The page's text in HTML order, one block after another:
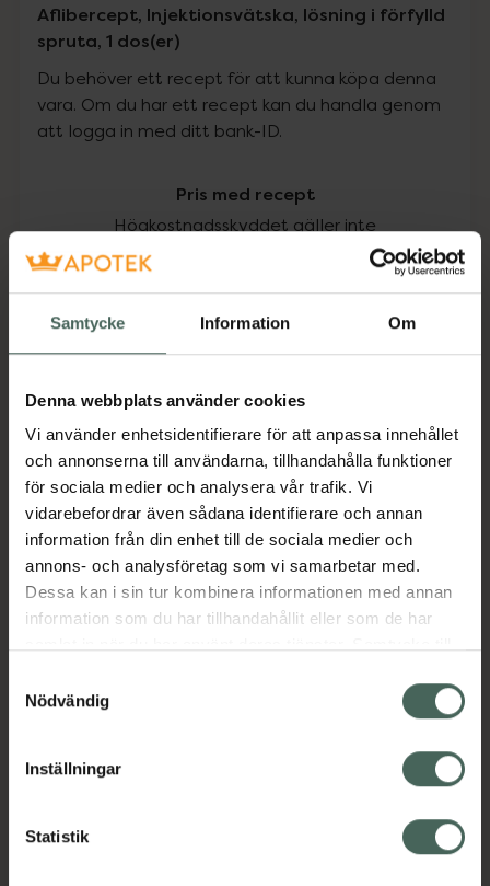
Samtycke Information Om
Denna webbplats använder cookies
Vi använder enhetsidentifierare för att anpassa innehållet
och annonserna till användarna, tillhandahålla funktioner
för sociala medier och analysera vår trafik. Vi
vidarebefordrar även sådana identifierare och annan
information från din enhet till de sociala medier och
annons- och analysföretag som vi samarbetar med.
Dessa kan i sin tur kombinera informationen med annan
information som du har tillhandahållit eller som de har
återkalla ditt samtycke via webbplatsens
cookieinställningar. Ett återkallat samtycke påverkar inte
lagligheten av behandling som skett innan återkallelsen.
Nödvändig
Inställningar
Statistik
Aflibercept, Injektionsvätska, lösning i förfylld
spruta, 1 dos(er)
Du behöver ett recept för att kunna köpa denna
vara. Om du har ett recept kan du handla genom
att logga in med ditt bank-ID.
Pris med recept
Högkostnadsskyddet gäller inte
8965,75 kr
I apotek:8965,75 kr
Aktuella erbjudanden
Beskrivning Dölj
EAN:07350124335520
Kronans Apotek finns här för dig. Du hittar oss från Skåne i
syd till Lappland i norr, och online i mobilen och på
hjälpa just dig att må lite bättre. Välkommen att prata